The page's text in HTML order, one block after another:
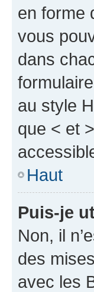
en forme
vous
dans
au style
que < et
Haut
Puis-je
Non, il
des
avec les